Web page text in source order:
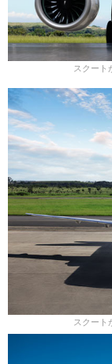
スクート
スクート